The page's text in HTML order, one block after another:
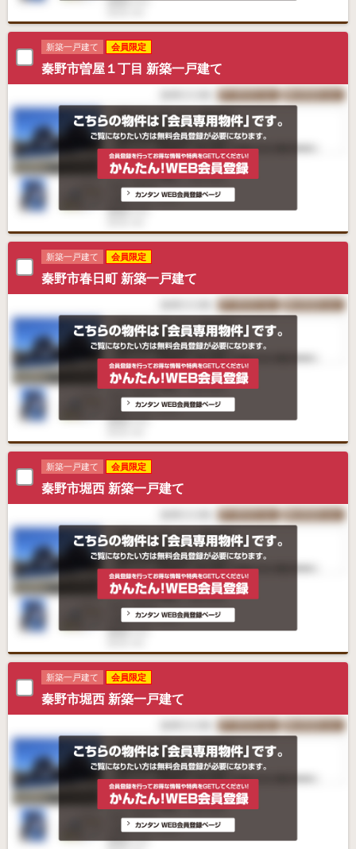
新築一戸建て 会員限定
秦野市曽屋１丁目 新築一戸建て
新築一戸建て 会員限定
秦野市春日町 新築一戸建て
新築一戸建て 会員限定
秦野市堀西 新築一戸建て
新築一戸建て 会員限定
秦野市堀西 新築一戸建て